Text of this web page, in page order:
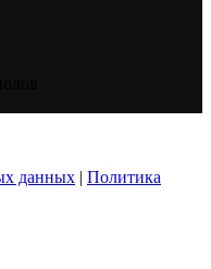
данных | Политика